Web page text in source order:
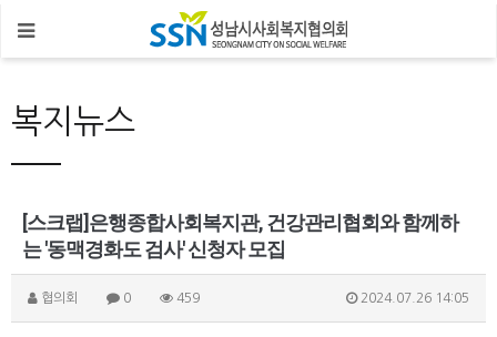
복지뉴스
[스크랩]은행종합사회복지관, 건강관리협회와 함께하
는 '동맥경화도 검사' 신청자 모집
협의회 0 459 2024.07.26 14:05